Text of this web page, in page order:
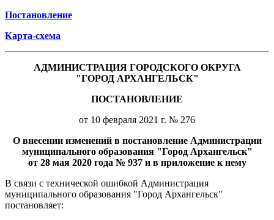
Постановление
Карта-схема
АДМИНИСТРАЦИЯ ГОРОДСКОГО ОКРУГА
"ГОРОД АРХАНГЕЛЬСК"
ПОСТАНОВЛЕНИЕ
от 10 февраля 2021 г. № 276
О внесении изменений в постановление Администрации
муниципального образования "Город Архангельск"
от 28 мая 2020 года № 937 и в приложение к нему
В связи с технической ошибкой Администрация
муниципального образования "Город Архангельск"
постановляет: